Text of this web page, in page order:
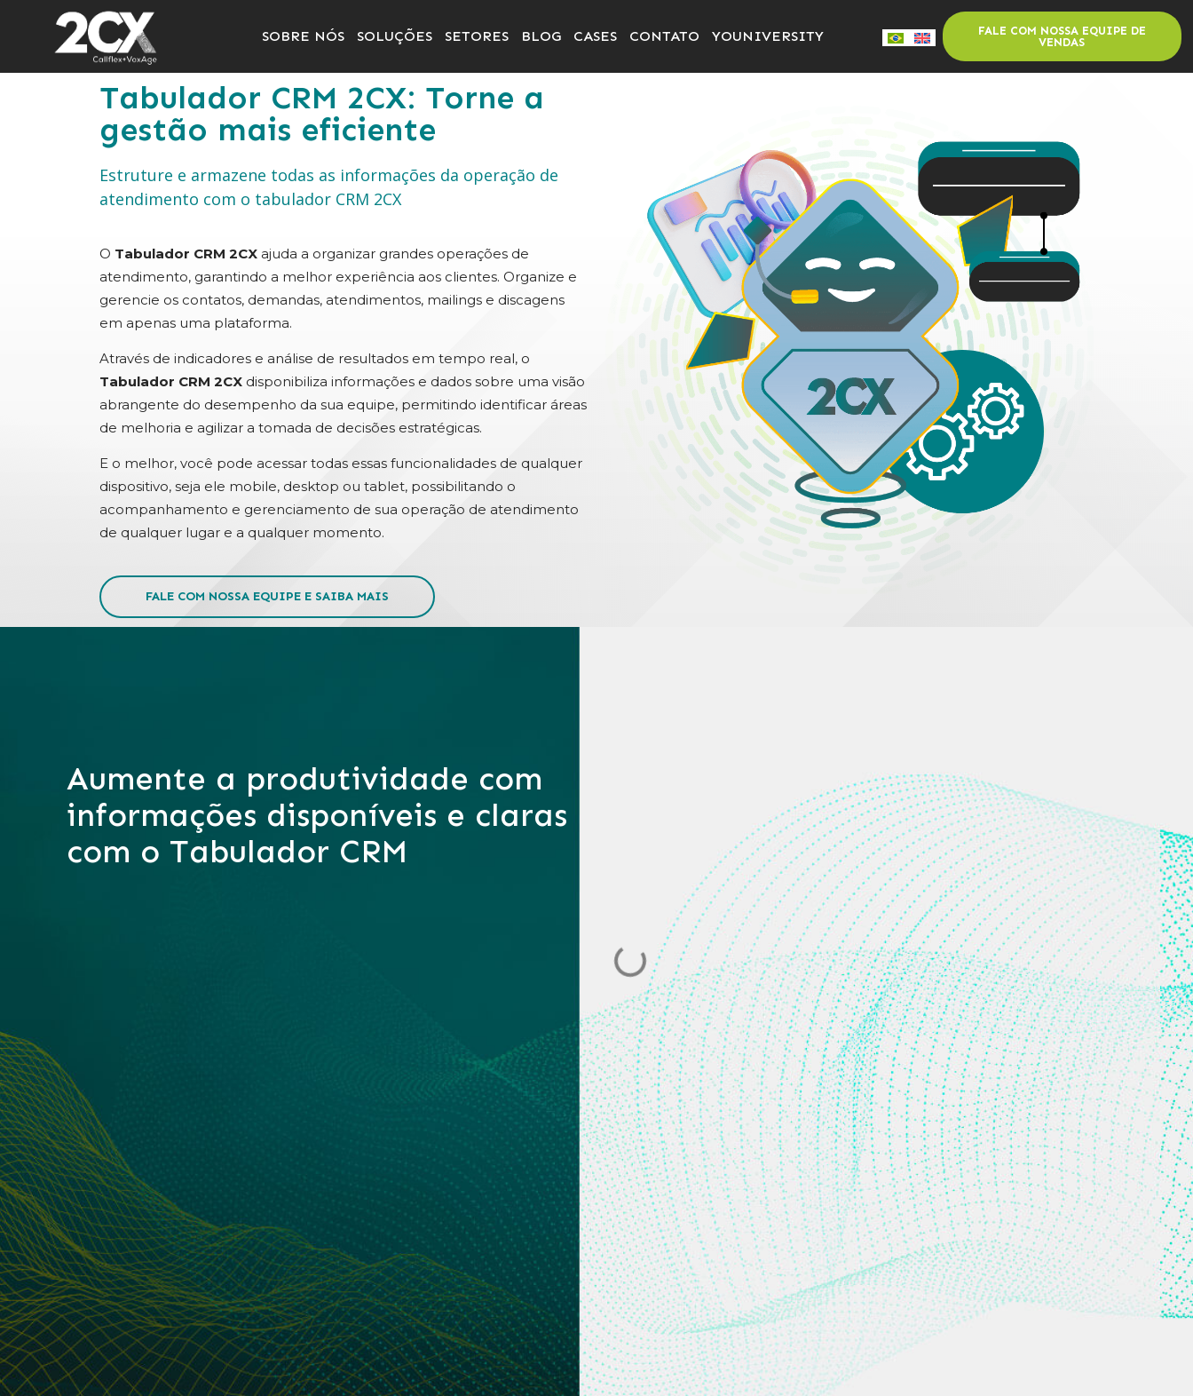
SOBRE NÓS SOLUÇÕES SETORES BLOG CASES CONTATO YOUNIVERSITY
FALE COM NOSSA EQUIPE DE
VENDAS
Tabulador CRM 2CX: Torne a
gestão mais eficiente
Estruture e armazene todas as informações da operação de
atendimento com o tabulador CRM 2CX
O Tabulador CRM 2CX ajuda a organizar grandes operações de
atendimento, garantindo a melhor experiência aos clientes. Organize e
gerencie os contatos, demandas, atendimentos, mailings e discagens
em apenas uma plataforma.
Através de indicadores e análise de resultados em tempo real, o
Tabulador CRM 2CX disponibiliza informações e dados sobre uma visão
abrangente do desempenho da sua equipe, permitindo identificar áreas
de melhoria e agilizar a tomada de decisões estratégicas.
E o melhor, você pode acessar todas essas funcionalidades de qualquer
dispositivo, seja ele mobile, desktop ou tablet, possibilitando o
acompanhamento e gerenciamento de sua operação de atendimento
de qualquer lugar e a qualquer momento.
FALE COM NOSSA EQUIPE E SAIBA MAIS
Aumente a produtividade com
informações disponíveis e claras
com o Tabulador CRM